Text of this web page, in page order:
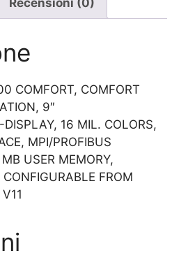
Recensioni (0)
COMFORT, COMFORT
9″
DISPLAY, 16 MIL. COLORS,
MPI/PROFIBUS
USER MEMORY,
FROM